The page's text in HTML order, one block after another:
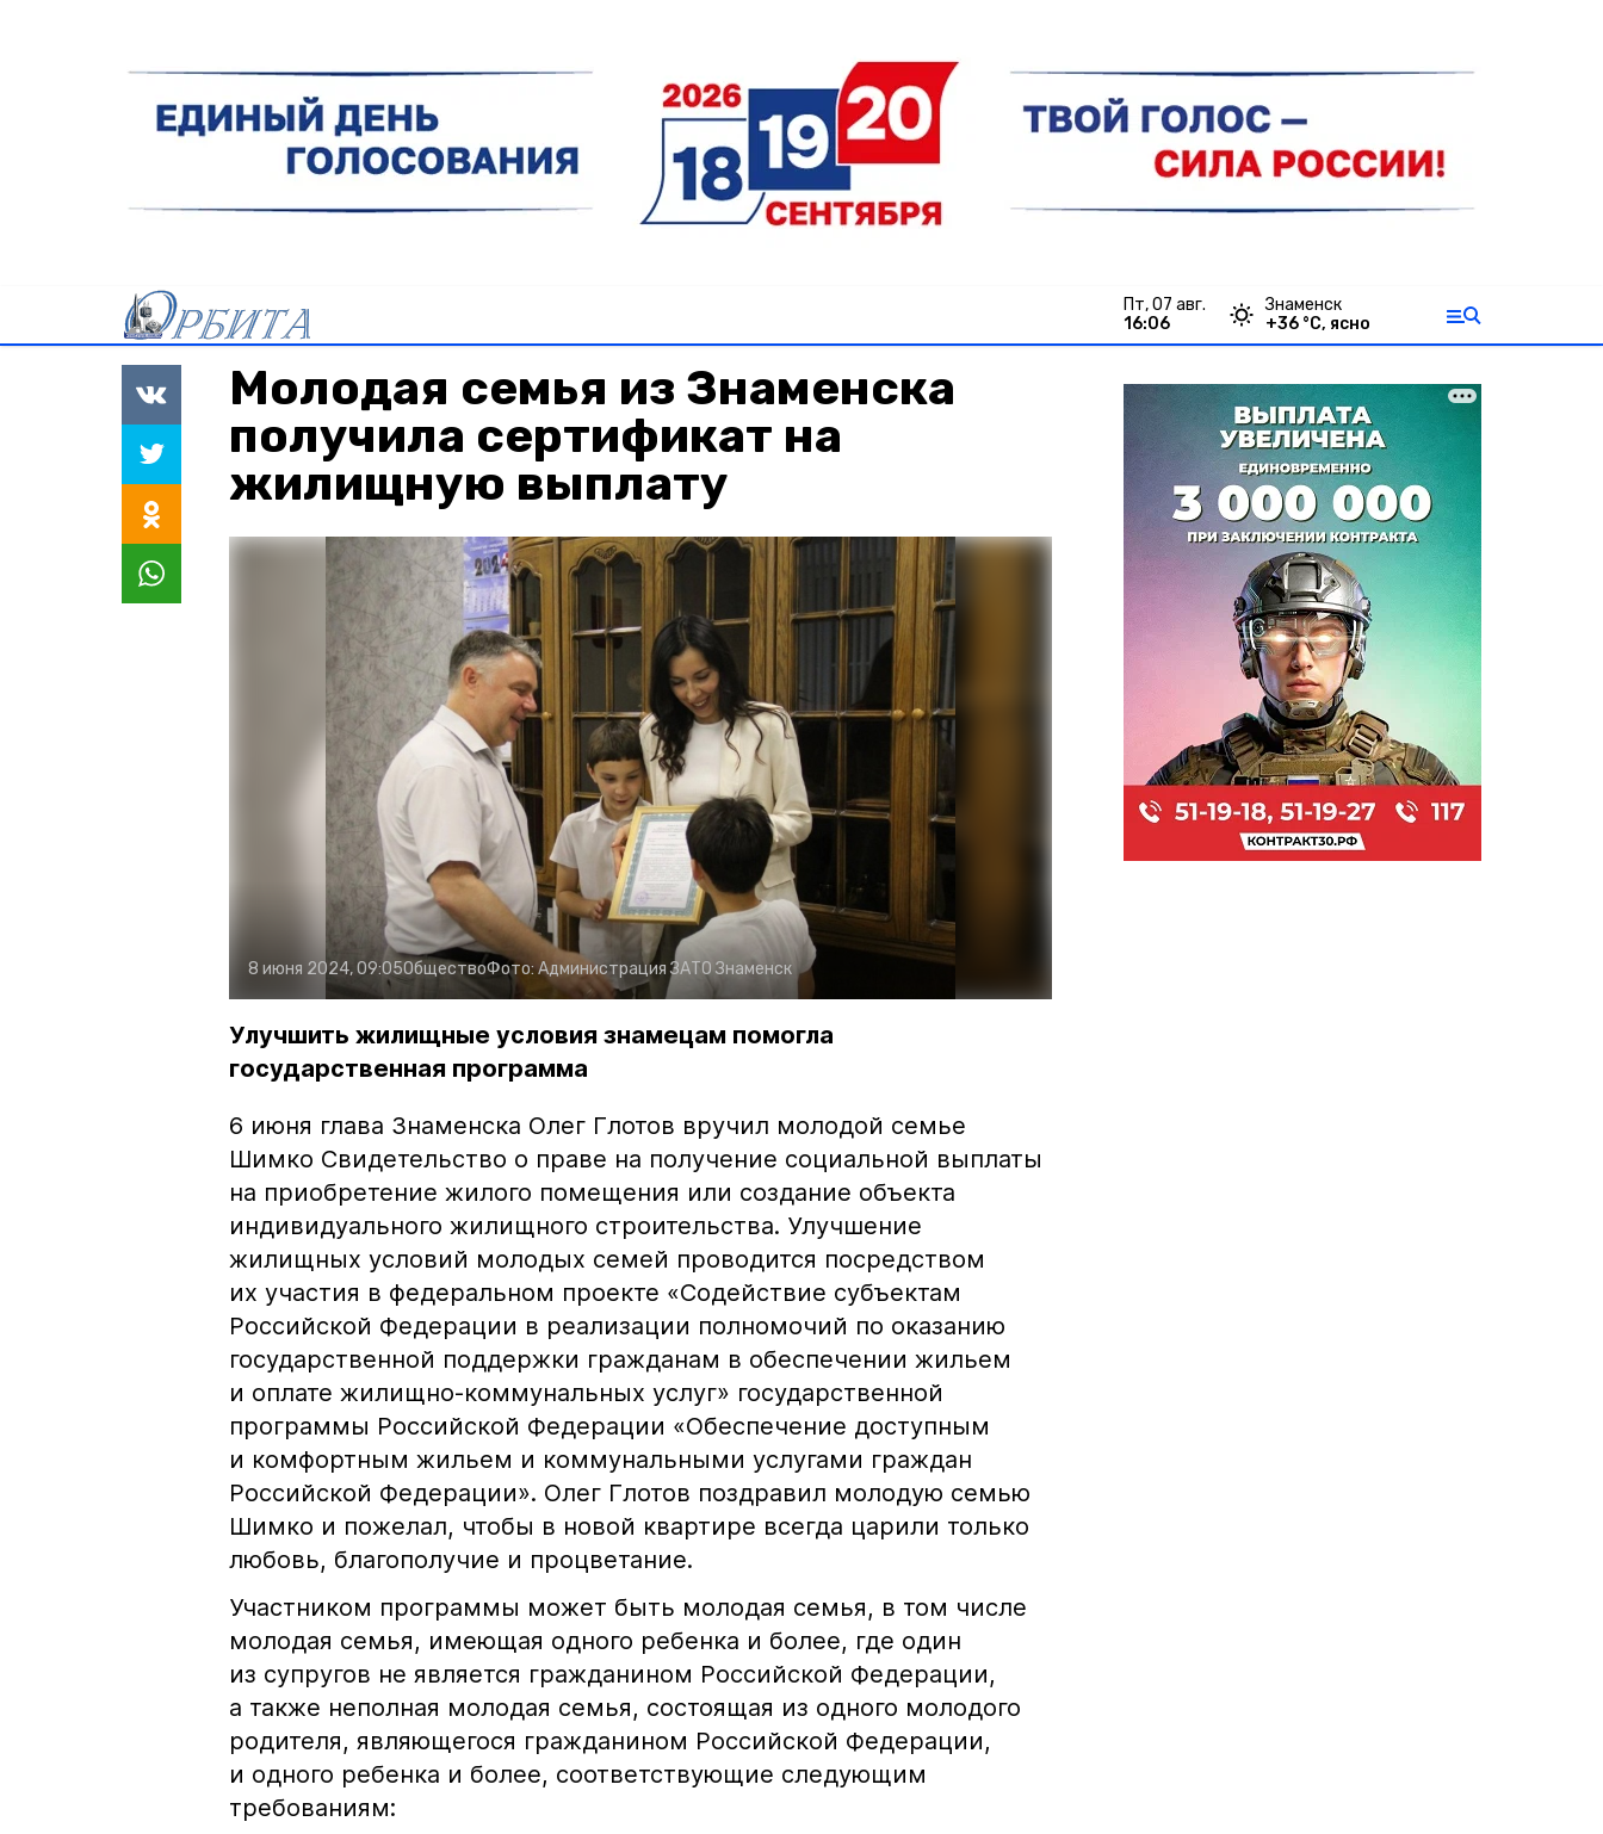
пт, 07 авг.
16:06
Знаменск
+36 °С, ясно
Молодая семья из Знаменска
получила сертификат на
жилищную выплату
8 июня 2024, 09:05ОбществоФото:Администрация ЗАТО Знаменск
Улучшить жилищные условия знамецам помогла
государственная программа
6 июня глава Знаменска Олег Глотов вручил молодой семье
Шимко Свидетельство о праве на получение социальной выплаты
на приобретение жилого помещения или создание объекта
индивидуального жилищного строительства. Улучшение
жилищных условий молодых семей проводится посредством
их участия в федеральном проекте «Содействие субъектам
Российской Федерации в реализации полномочий по оказанию
государственной поддержки гражданам в обеспечении жильем
и оплате жилищно-коммунальных услуг» государственной
программы Российской Федерации «Обеспечение доступным
и комфортным жильем и коммунальными услугами граждан
Российской Федерации». Олег Глотов поздравил молодую семью
Шимко и пожелал, чтобы в новой квартире всегда царили только
любовь, благополучие и процветание.
Участником программы может быть молодая семья, в том числе
молодая семья, имеющая одного ребенка и более, где один
из супругов не является гражданином Российской Федерации,
а также неполная молодая семья, состоящая из одного молодого
родителя, являющегося гражданином Российской Федерации,
и одного ребенка и более, соответствующие следующим
требованиям: